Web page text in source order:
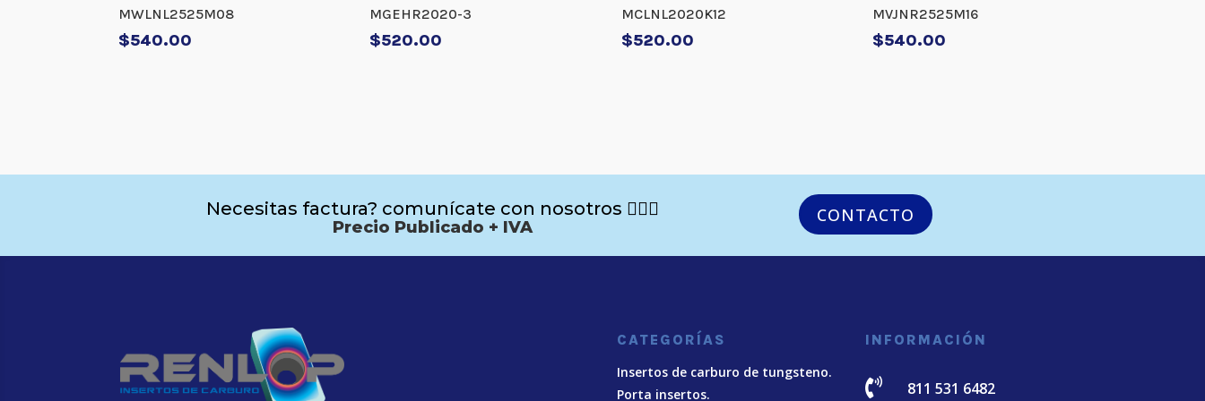
MWLNL2525M08
$540.00
MGEHR2020-3
$520.00
MCLNL2020K12
$520.00
MVJNR2525M16
$540.00
Necesitas factura? comunícate con nosotros 🙋🏻‍♂️
Precio Publicado + IVA
CONTACTO
CATEGORÍAS
Insertos de carburo de tungsteno.
Porta insertos.
INFORMACIÓN
 811 531 6482